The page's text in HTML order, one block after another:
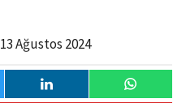
13 Ağustos 2024